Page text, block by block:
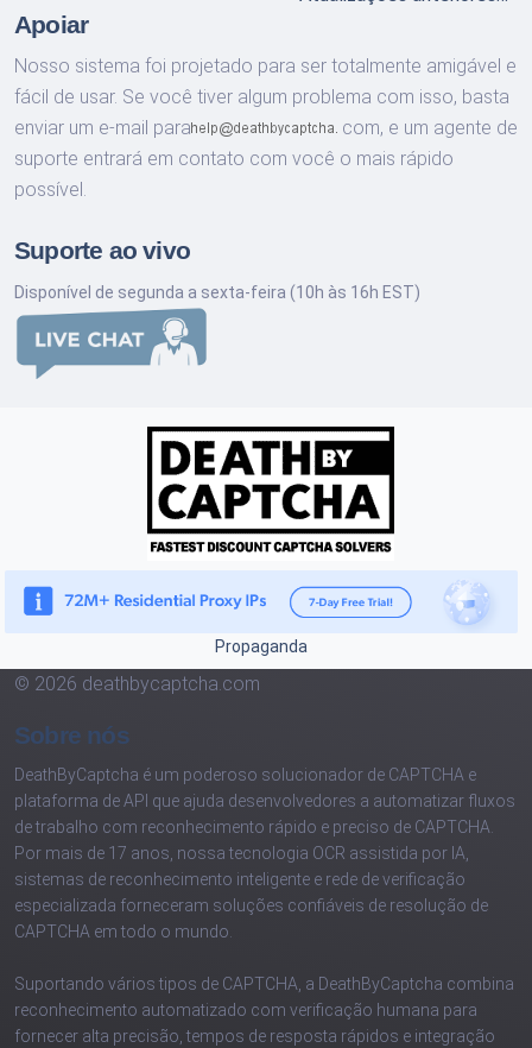
Apoiar
Nosso sistema foi projetado para ser totalmente amigável e
fácil de usar. Se você tiver algum problema com isso, basta
enviar um e-mail para
com, e um agente de
suporte entrará em contato com você o mais rápido
possível.
Suporte ao vivo
Disponível de segunda a sexta-feira (10h às 16h EST)
Propaganda
© 2026 deathbycaptcha.com
Sobre nós
DeathByCaptcha é um poderoso solucionador de CAPTCHA e
plataforma de API que ajuda desenvolvedores a automatizar fluxos
de trabalho com reconhecimento rápido e preciso de CAPTCHA.
Por mais de 17 anos, nossa tecnologia OCR assistida por IA,
sistemas de reconhecimento inteligente e rede de verificação
especializada forneceram soluções confiáveis de resolução de
CAPTCHA em todo o mundo.
Suportando vários tipos de CAPTCHA, a DeathByCaptcha combina
reconhecimento automatizado com verificação humana para
fornecer alta precisão, tempos de resposta rápidos e integração